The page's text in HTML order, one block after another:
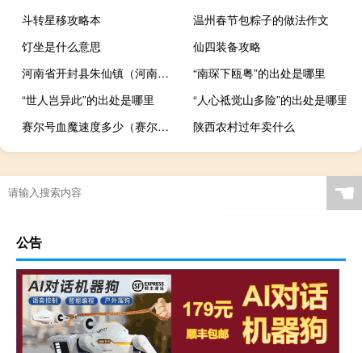
斗转星移攻略本
温州春节包粽子的做法作文
饤坐是什么意思
仙四装备攻略
河南省开封县朱仙镇（河南朱仙镇非遗传奇）
“南琛下瓯粤”的出处是哪里
“世人岂异此”的出处是哪里
“人心祗觉山多险”的出处是哪里
赛尔号血魔速度多少（赛尔号血魔怎么打）
陕西农村过年卖什么
☚
公告